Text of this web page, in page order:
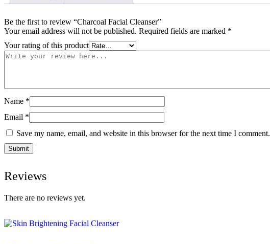
Be the first to review “Charcoal Facial Cleanser”
Your email address will not be published. Required fields are marked *
Your rating of this product
Name *
Email *
Save my name, email, and website in this browser for the next time I comment.
Reviews
There are no reviews yet.